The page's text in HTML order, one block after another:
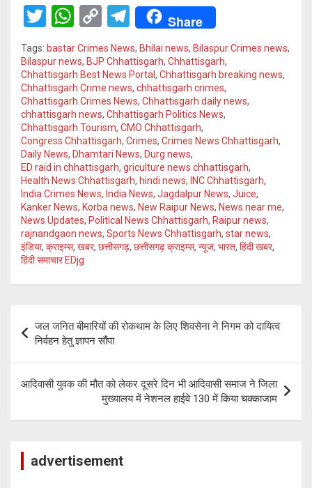
T
wi
tt
er
W
h
at
s
A
p
p
C
o
py
Li
n
k
T
el
e
gr
a
m
Share
Tags: bastar Crimes News, Bhilai news, Bilaspur Crimes news,
Bilaspur news, BJP Chhattisgarh, Chhattisgarh,
Chhattisgarh Best News Portal , Chhattisgarh breaking news,
Chhattisgarh Crime news, chhattisgarh crimes,
Chhattisgarh Crimes News, Chhattisgarh daily news,
chhattisgarh news, Chhattisgarh Politics News,
Chhattisgarh Tourism, CMO Chhattisgarh,
Congress Chhattisgarh, Crimes, Crimes News Chhattisgarh,
Daily News, Dhamtari News, Durg news,
ED raid in chhattisgarh, griculture news chhattisgarh,
Health News Chhattisgarh, hindi news, INC Chhattisgarh,
India Crimes News, India News, Jagdalpur News, Juice,
Kanker News, Korba news, New Raipur News, News near me,
News Updates, Political News Chhattisgarh, Raipur news,
rajnandgaon news, Sports News Chhattisgarh, star news,
इंडिया, क्राइम्स, खबर, छत्तीसगढ़, छत्तीसगढ़ क्राइम्स, न्यूज, भारत, हिंदी खबर,
हिंदी समाचार EDjg
navigation
जल जनित बीमारियों की रोकथाम के लिए शिवसेना ने निगम को दायित्व
निर्वहन हेतु ज्ञापन सौंपा
आदिवासी युवक की मौत को लेकर दूसरे दिन भी आदिवासी समाज ने जिला
मुख्यालय में नेशनल हाईवे 130 में किया चक्काजाम
advertisement